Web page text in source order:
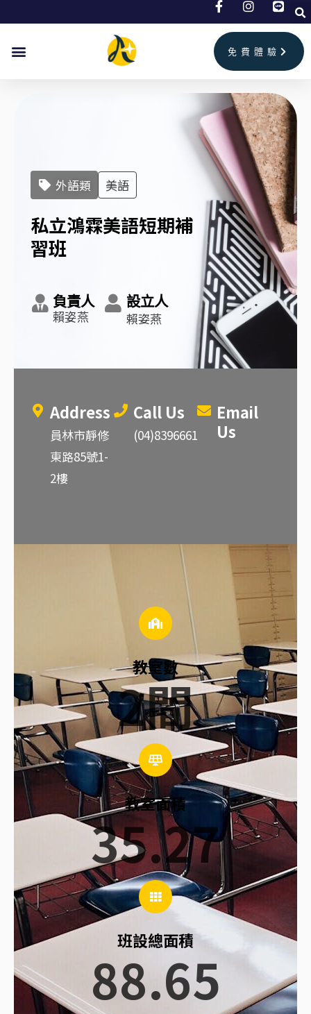
免費體驗
外語類 美語
私立鴻霖美語短期補
習班
負責人
賴姿燕
設立人
賴姿燕
Address
員林市靜修
東路85號1-
2樓
Call Us
(04)8396661
Email
Us
2間
教室數
教室面積
35.27
班設總面積
88.65